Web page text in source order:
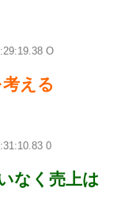
O
える
0
なく売上は